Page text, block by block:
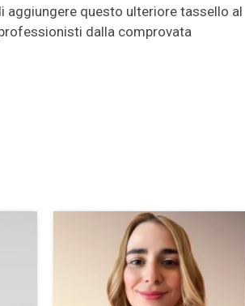
aggiungere questo ulteriore tassello al
dalla comprovata